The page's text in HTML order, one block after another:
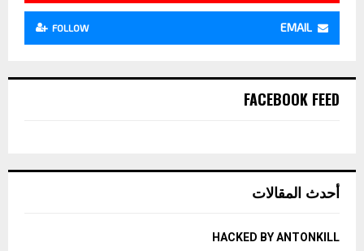
EMAIL
FOLLOW
FACEBOOK FEED
أحدث المقالات
HACKED BY ANTONKILL